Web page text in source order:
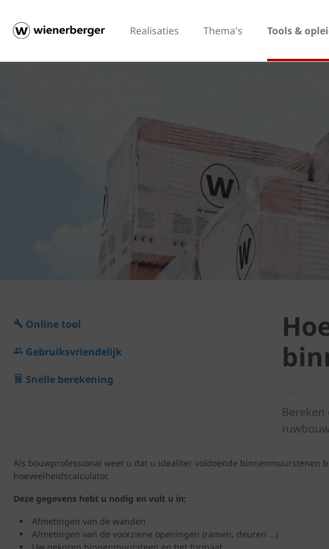
Realisaties Thema's Tools &
Online tool
Gebruiksvriendelijk
Snelle berekening
Als bouwprofessional weet u dat u idealiter voldoende binnenmuurstenen
hoeveelheidscalculator.
Deze gegevens hebt u nodig en vult u in:
Afmetingen van de wanden
Afmetingen van de voorziene openingen (ramen, deuren …)
Uw gekozen binnenmuursteen en het formaat